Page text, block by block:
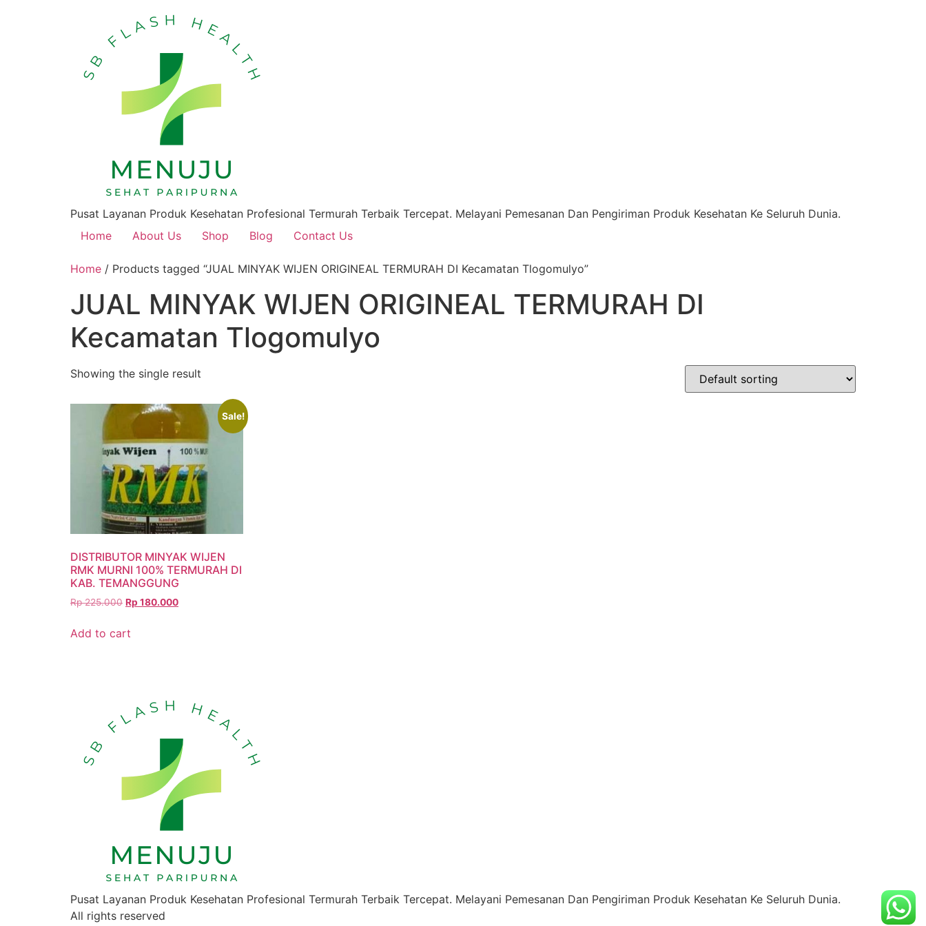
Pusat Layanan Produk Kesehatan Profesional Termurah Terbaik Tercepat. Melayani Pemesanan Dan Pengiriman Produk Kesehatan Ke Seluruh Dunia.
Home
About Us Shop Blog Contact Us
Home / Products tagged “JUAL MINYAK WIJEN ORIGINEAL TERMURAH DI Kecamatan Tlogomulyo”
JUAL MINYAK WIJEN ORIGINEAL TERMURAH DI
Kecamatan Tlogomulyo
Showing the single result
Sale!
DISTRIBUTOR MINYAK WIJEN
RMK MURNI 100% TERMURAH DI
KAB. TEMANGGUNG
Rp225.000 Rp 180.000
Add to cart
Pusat Layanan Produk Kesehatan Profesional Termurah Terbaik Tercepat. Melayani Pemesanan Dan Pengiriman Produk Kesehatan Ke Seluruh Dunia.
All rights reserved